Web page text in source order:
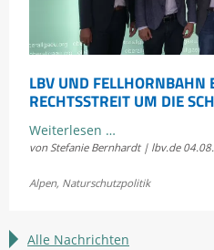
LBV UND FELLHORNBAHN
RECHTSSTREIT UM DIE
Weiterlesen …LBV
und
einigen
im
von Stefanie Bernhardt | lbv.de
Alpen, Naturschutzpolitik
Alle Nachrichten